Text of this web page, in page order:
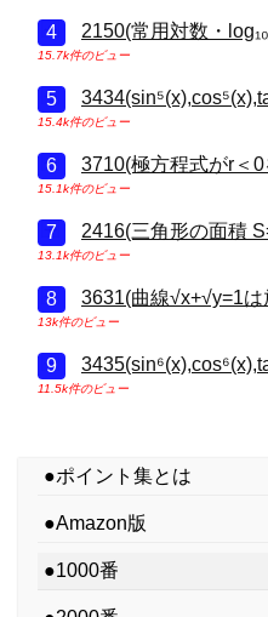
2150(常用対数・
15.7k件のビュー
15.4k件のビュー
3710(極方程式がr＜
15.1k件のビュー
2416(三角形の面積
13.1k件のビュー
3631(曲線√x+√y=1
13k件のビュー
11.5k件のビュー
●ポイント集とは
●Amazon版
●1000番